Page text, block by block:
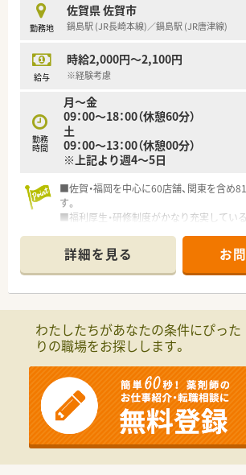
勤務地
佐賀県 佐賀市
鍋島駅 (JR長崎本線)／鍋島駅 (JR唐津線)
給与
時給2,000円～2,100円
※経験考慮
勤務
時間
月～金
09：00～18：00（休憩60分）
土
09：00～13：00（休憩00分）
※上記より週4～5日
■佐賀・福岡を中心に60店舗、関東を含め
す。
■福利厚生・研修制度がかなり充実してい
■有給消化率も高くプライベートも充実出
詳細を見る お
わたしたちがあなたの条件にぴった
りの職場をお探しします。